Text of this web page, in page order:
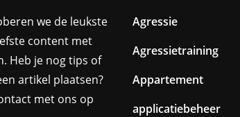
we de leukste
content met
Heb je nog tips of
artikel plaatsen?
met ons op
Agressie
Agressietraining
Appartement
applicatiebeheer